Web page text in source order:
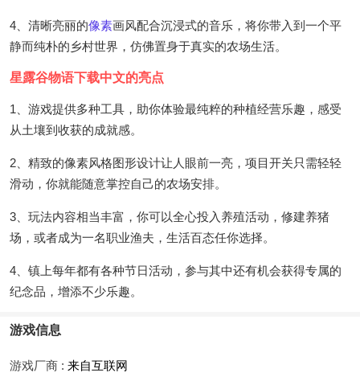
4、清晰亮丽的像素画风配合沉浸式的音乐，将你带入到一个平
静而纯朴的乡村世界，仿佛置身于真实的农场生活。
星露谷物语下载中文的亮点
1、游戏提供多种工具，助你体验最纯粹的种植经营乐趣，感受
从土壤到收获的成就感。
2、精致的像素风格图形设计让人眼前一亮，项目开关只需轻轻
滑动，你就能随意掌控自己的农场安排。
3、玩法内容相当丰富，你可以全心投入养殖活动，修建养猪
场，或者成为一名职业渔夫，生活百态任你选择。
4、镇上每年都有各种节日活动，参与其中还有机会获得专属的
纪念品，增添不少乐趣。
游戏信息
游戏厂商 : 来自互联网